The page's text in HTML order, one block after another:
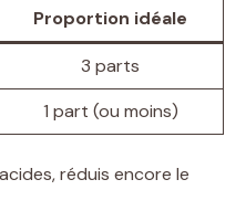
Proportion idéale
3 parts
1 part (ou moins)
réduis encore le